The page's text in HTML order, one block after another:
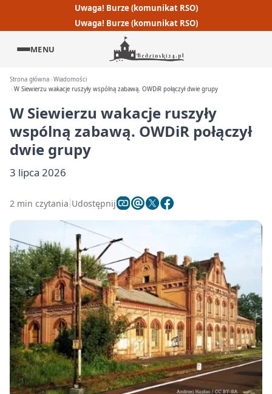
Uwaga! Burze (komunikat RSO)
Uwaga! Burze (komunikat RSO)
MENU
Strona główna Wiadomości
W Siewierzu wakacje ruszyły wspólną zabawą. OWDiR połączył dwie grupy
W Siewierzu wakacje ruszyły
wspólną zabawą. OWDiR połączył
dwie grupy
3 lipca 2026
2 min czytania Udostępnij